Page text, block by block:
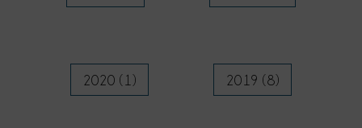
2020 (1) 2019 (8)